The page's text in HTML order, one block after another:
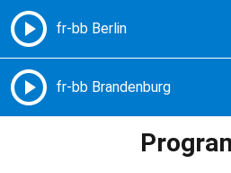
Freie Radios – Berlin